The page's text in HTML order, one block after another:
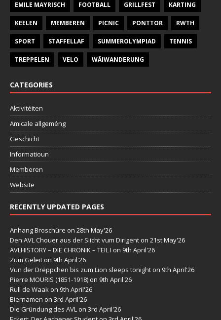
EMILE MAYRISCH FOOTBALL GRILLFEST KARTING
KEELEN MEMBEREN PICNIC PONTTOR RWTH
SPORT STAFFELLAF SUMMEROLYMPIAD TENNIS
TREPPELEN VELO WÄIWANDERUNG
CATEGORIES
Aktivitéiten
Amicale allgeméng
Geschicht
Informatioun
Memberen
Website
RECENTLY UPDATED PAGES
Anhang Broschüre on 28th May'26
Den AVL Chouer aus der Siicht vum Dirigent on 21st May'26
AVLHISTORY – DIE CHRONIK – TEIL I on 9th April'26
Zum Geleit on 9th April'26
Vun der Drëppchen bis zum Lion sleeps tonight on 9th April'26
Pierre MOURIS (1851-1918) on 9th April'26
Rull de Waak on 9th April'26
Biernamen on 3rd April'26
Die Gründung des AVL on 3rd April'26